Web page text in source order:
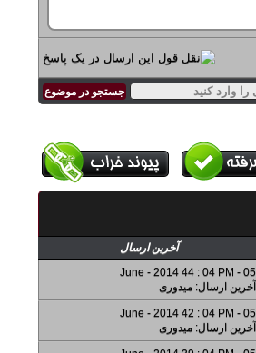
آخرین ارسال
05 - June - 2014 44 : 04 PM
آخرین ارسال:میدوری
05 - June - 2014 42 : 04 PM
آخرین ارسال:میدوری